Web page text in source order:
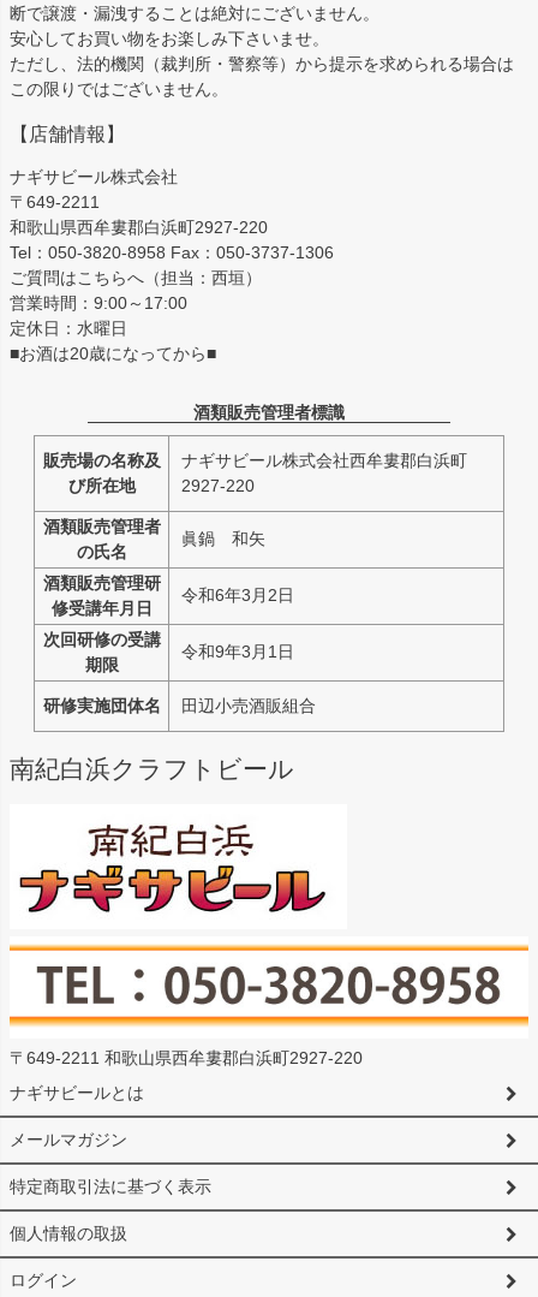
断で譲渡・漏洩することは絶対にございません。
安心してお買い物をお楽しみ下さいませ。
ただし、法的機関（裁判所・警察等）から提示を求められる場合は
この限りではございません。
【店舗情報】
ナギサビール株式会社
〒649-2211
和歌山県西牟婁郡白浜町2927-220
Tel：050-3820-8958 Fax：050-3737-1306
ご質問はこちらへ（担当：西垣）
営業時間：9:00～17:00
定休日：水曜日
■お酒は20歳になってから■
酒類販売管理者標識
販売場の名称及
び所在地
ナギサビール株式会社西牟婁郡白浜町
2927-220
酒類販売管理者
の氏名
眞鍋 和矢
酒類販売管理研
修受講年月日
令和6年3月2日
次回研修の受講
期限
令和9年3月1日
研修実施団体名 田辺小売酒販組合
南紀白浜クラフトビール
〒649-2211 和歌山県西牟婁郡白浜町2927-220
ナギサビールとは
メールマガジン
特定商取引法に基づく表示
個人情報の取扱
ログイン